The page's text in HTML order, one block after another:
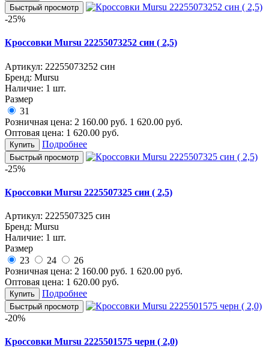
Быстрый просмотр
-25%
Кроссовки Mursu 22255073252 син ( 2,5)
Артикул: 22255073252 син
Бренд: Mursu
Наличие: 1 шт.
Размер
31
Розничная цена: 2 160.00 руб. 1 620.00 руб.
Оптовая цена: 1 620.00 руб.
Купить Подробнее
Быстрый просмотр
-25%
Кроссовки Mursu 2225507325 син ( 2,5)
Артикул: 2225507325 син
Бренд: Mursu
Наличие: 1 шт.
Размер
23
24
26
Розничная цена: 2 160.00 руб. 1 620.00 руб.
Оптовая цена: 1 620.00 руб.
Купить Подробнее
Быстрый просмотр
-20%
Кроссовки Mursu 2225501575 черн ( 2,0)